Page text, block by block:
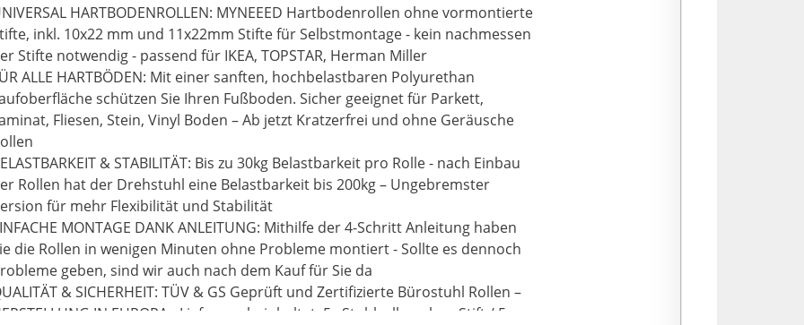
HARTBODENROLLEN: MYNEEED Hartbodenrollen ohne vormontierte
inkl. 10x22 mm und 11x22mm Stifte für Selbstmontage - kein nachmessen
Stifte notwendig - passend für IKEA, TOPSTAR, Herman Miller
ALLE HARTBÖDEN: Mit einer sanften, hochbelastbaren Polyurethan
schützen Sie Ihren Fußboden. Sicher geeignet für Parkett,
Fliesen, Stein, Vinyl Boden – Ab jetzt Kratzerfrei und ohne Geräusche
& STABILITÄT: Bis zu 30kg Belastbarkeit pro Rolle - nach Einbau
Rollen hat der Drehstuhl eine Belastbarkeit bis 200kg – Ungebremster
für mehr Flexibilität und Stabilität
MONTAGE DANK ANLEITUNG: Mithilfe der 4-Schritt Anleitung haben
die Rollen in wenigen Minuten ohne Probleme montiert - Sollte es dennoch
geben, sind wir auch nach dem Kauf für Sie da
& SICHERHEIT: TÜV & GS Geprüft und Zertifizierte Bürostuhl Rollen –
IN EUROPA - Lieferung beinhaltet: 5x Stuhlrollen ohne Stift / 5x